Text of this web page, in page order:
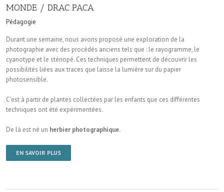
MONDE / DRAC PACA
Pédagogie
Durant une semaine, nous avons proposé une exploration de la
photographie avec des procédés anciens tels que : le rayogramme, le
cyanotype et le sténopé. Ces techniques permettent de découvrir les
possibilités liées aux traces que laisse la lumière sur du papier
photosensible.
C’est à partir de plantes collectées par les enfants que ces différentes
techniques ont été expérimentées.
De là est né un herbier photographique.
EN SAVOIR PLUS